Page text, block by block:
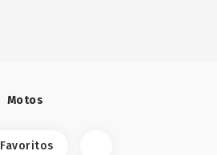
Motos
Favoritos